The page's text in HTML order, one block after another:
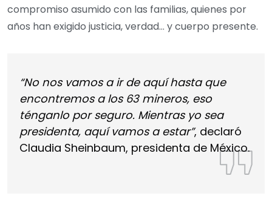
compromiso asumido con las familias, quienes por
años han exigido justicia, verdad… y cuerpo presente.
“No nos vamos a ir de aquí hasta que
encontremos a los 63 mineros, eso
ténganlo por seguro. Mientras yo sea
presidenta, aquí vamos a estar”, declaró
Claudia Sheinbaum, presidenta de México.